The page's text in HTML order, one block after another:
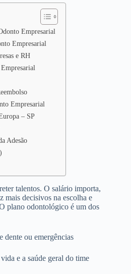
Empresarial
Empresarial
e RH
Empresarial
– SP
Adesão
talentos. O salário importa,
mais decisivos na escolha e
plano odontológico é um dos
dente ou emergências
e a saúde geral do time